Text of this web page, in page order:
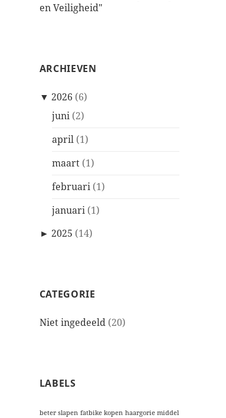
en Veiligheid"
ARCHIEVEN
▼ 2026 (6)
juni (2)
april (1)
maart (1)
februari (1)
januari (1)
► 2025 (14)
CATEGORIE
Niet ingedeeld (20)
LABELS
beter slapen fatbike kopen haargorie middel